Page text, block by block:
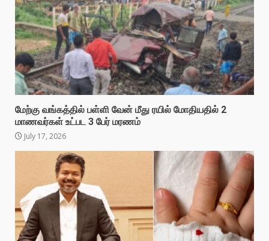
மேற்கு வங்கத்தில் பள்ளி வேன் மீது ரயில் மோதியதில் 2
மாணவர்கள் உட்பட 3 பேர் மரணம்
July 17, 2026